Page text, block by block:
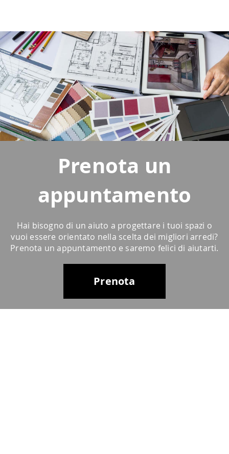
Prenota un
appuntamento
Hai bisogno di un aiuto a progettare i tuoi spazi o
vuoi essere orientato nella scelta dei migliori arredi?
Prenota un appuntamento e saremo felici di aiutarti.
Prenota